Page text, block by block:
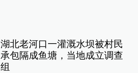
湖北老河口一灌溉水坝被村民
承包隔成鱼塘，当地成立调查
组